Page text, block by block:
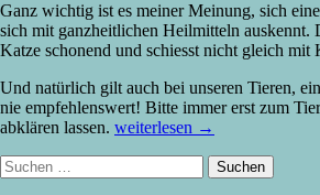
Ganz wichtig ist es meiner Meinung, sich
sich mit ganzheitlichen Heilmitteln auskennt.
Katze schonend und schiesst nicht gleich
Und natürlich gilt auch bei unseren Tieren,
nie empfehlenswert! Bitte immer erst zum
abklären lassen. „Homöopathie
weiterlesen →
Suchen
nach: